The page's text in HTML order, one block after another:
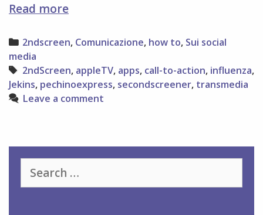
Read moresecond
e
social
media
Categories
2ndscreen, Comunicazione, how to, Sui social
media
Tags
2ndScreen, appleTV, apps, call-to-action, influenza,
Jekins, pechinoexpress, secondscreener, transmedia
Leave a comment
for: